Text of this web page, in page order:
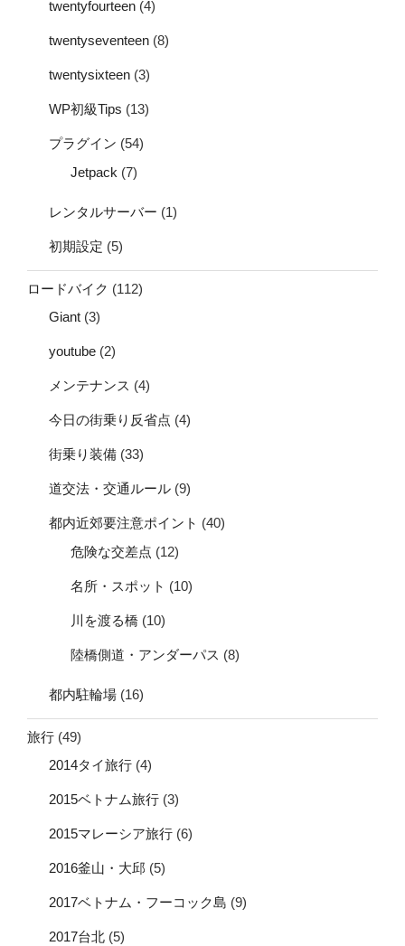
twentyfourteen (4)
twentyseventeen (8)
twentysixteen (3)
WP初級Tips (13)
プラグイン (54)
Jetpack (7)
レンタルサーバー (1)
初期設定 (5)
ロードバイク (112)
Giant (3)
youtube (2)
メンテナンス (4)
今日の街乗り反省点 (4)
街乗り装備 (33)
道交法・交通ルール (9)
都内近郊要注意ポイント (40)
危険な交差点 (12)
名所・スポット (10)
川を渡る橋 (10)
陸橋側道・アンダーパス (8)
都内駐輪場 (16)
旅行 (49)
2014タイ旅行 (4)
2015ベトナム旅行 (3)
2015マレーシア旅行 (6)
2016釜山・大邱 (5)
2017ベトナム・フーコック島 (9)
2017台北 (5)